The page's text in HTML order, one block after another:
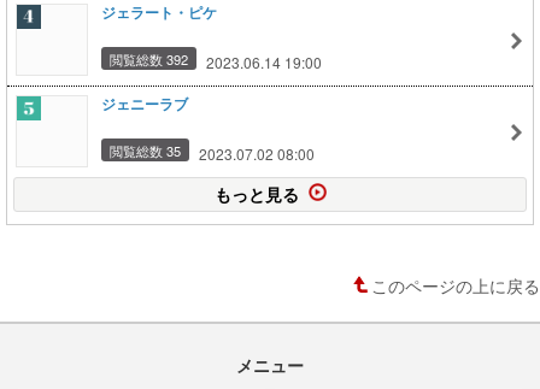
ジェラート・ピケ
閲覧総数 392 2023.06.14 19:00
ジェニーラブ
閲覧総数 35 2023.07.02 08:00
もっと見る
このページの上に戻る
メニュー